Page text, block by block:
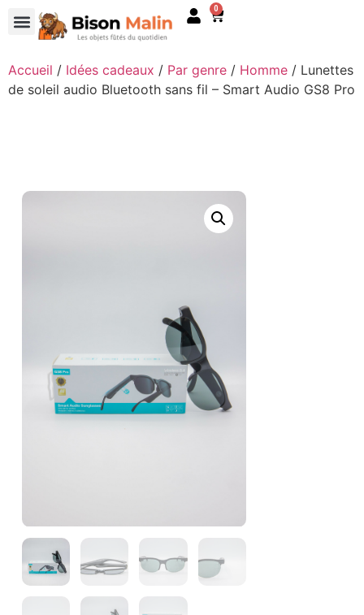
0
Accueil / Idées cadeaux / Par genre / Homme / Lunettes
de soleil audio Bluetooth sans fil – Smart Audio GS8 Pro